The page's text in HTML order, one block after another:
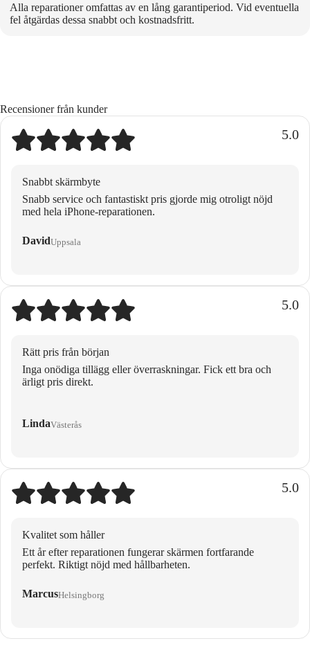
Alla reparationer omfattas av en lång garantiperiod. Vid eventuella
fel åtgärdas dessa snabbt och kostnadsfritt.
Recensioner från kunder
5.0
Snabbt skärmbyte
Snabb service och fantastiskt pris gjorde mig otroligt nöjd
med hela iPhone-reparationen.
DavidUppsala
5.0
Rätt pris från början
Inga onödiga tillägg eller överraskningar. Fick ett bra och
ärligt pris direkt.
LindaVästerås
5.0
Kvalitet som håller
Ett år efter reparationen fungerar skärmen fortfarande
perfekt. Riktigt nöjd med hållbarheten.
MarcusHelsingborg